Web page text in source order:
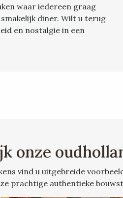
waar iedereen graag
diner. Wilt u terug
en nostalgie in een
onze
vind u uitgebreide
prachtige authentieke